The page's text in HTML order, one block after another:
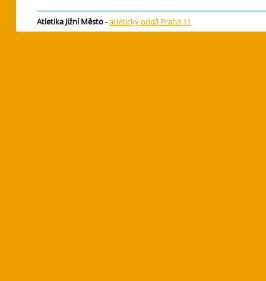
Atletika Jižní Město-atletický oddíl Praha 11